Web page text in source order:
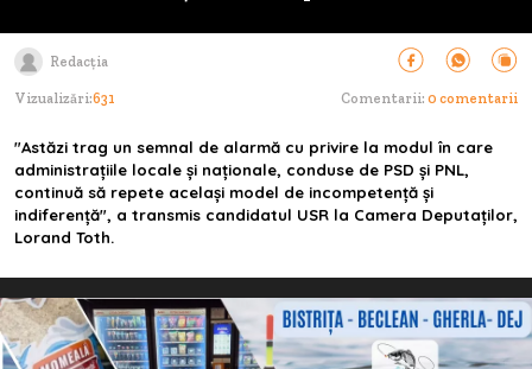
Redacția
Vizualizări:631 Comentarii: 0 comentarii
"Astăzi trag un semnal de alarmă cu privire la modul în care
administrațiile locale și naționale, conduse de PSD și PNL,
continuă să repete același model de incompetență și
indiferență", a transmis candidatul USR la Camera Deputaţilor,
Lorand Toth.